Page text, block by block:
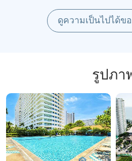
ดูความเป็นไปได้ข
รูปภา